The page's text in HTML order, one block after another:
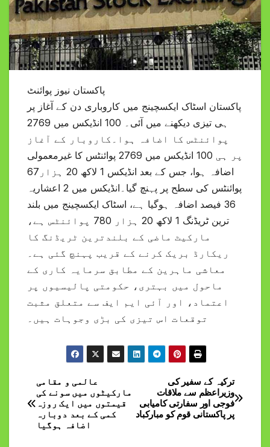
پاکستان نیوز پوائنٹ
پاکستان اسٹاک ایکسچینج میں کاروباری دن کے آغاز پر
ہی تیزی دیکھنے میں آئی۔ 100 انڈیکس میں 2769
پوائنٹس کا اضافہ ہوا۔کاروبار کے آغاز
پر ہی 100 انڈیکس میں 2769 پوائنٹس کا غیرمعمولی
اضافہ ہوا، جس کے بعد انڈیکس 1 لاکھ 20 ہزار67
پوائنٹس کی سطح پر پہنچ گیا۔انڈیکس میں 2 اعشاریہ
36 فیصد اضافہ ہوگیا ہے، اسٹاک ایکسچینج میں بلند
ترین ٹریڈنگ 1 لاکھ 20 ہزار 780 پوائنٹس ہے،
مارکیٹ ماضی کے بلندترین ٹریڈنگ کا
ریکارڈ بریک کرنے کے قریب پہنچ گئی ہے۔
معاشی ماہرین کے مطابق سرمایہ کاری کے
ماحول میں بہتری، حکومتی پالیسیوں پر
اعتماد، اور آئی ایم ایف سے متعلق مثبت
توقعات اس تیزی کی بڑی وجوہات ہیں۔
Post
navigation
ترکیہ کے سفیر کی
وزیراعظم سے ملاقات
فوجی اور سفارتی کامیابی
پر پاکستانی قوم کو مبارکباد
عالمی و مقامی
مارکیٹوں میں سونے کی
قیمتوں میں ایک روزہ
کمی کے بعد دوبارہ
اضافہ ہوگیا